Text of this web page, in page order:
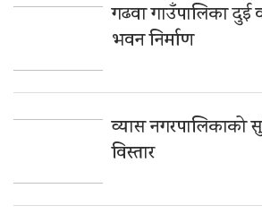
गढवा गाउँपालिका दुई
भवन निर्माण
व्यास नगरपालिकाको
विस्तार